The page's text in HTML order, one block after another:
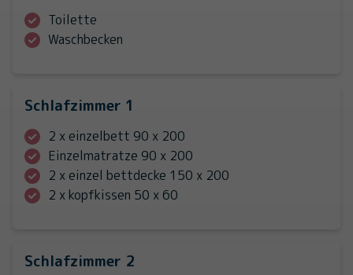
Toilette
Waschbecken
Schlafzimmer 1
2 x einzelbett 90 x 200
Einzelmatratze 90 x 200
2 x einzel bettdecke 150 x 200
2 x kopfkissen 50 x 60
Schlafzimmer 2